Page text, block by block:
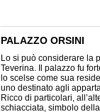
PALAZZO ORSINI
Lo si può considerare la
Teverina. Il palazzo fu
lo scelse come sua
uno destinato agli
Ricco di particolari,
schiacciata, simbolo